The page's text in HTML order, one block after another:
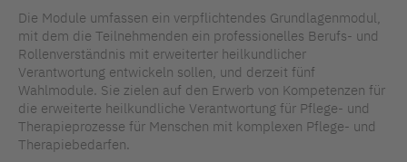
Die Module umfassen ein verpflichtendes Grundlagenmodul,
mit dem die Teilnehmenden ein professionelles Berufs- und
Rollenverständnis mit erweiterter heilkundlicher
Verantwortung entwickeln sollen, und derzeit fünf
Wahlmodule. Sie zielen auf den Erwerb von Kompetenzen für
die erweiterte heilkundliche Verantwortung für Pflege- und
Therapieprozesse für Menschen mit komplexen Pflege- und
Therapiebedarfen.